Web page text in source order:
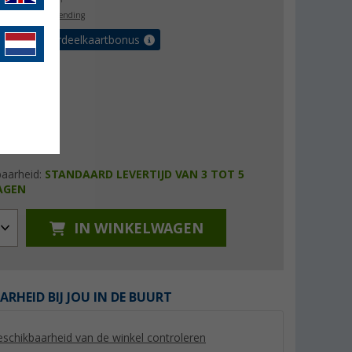
gratis verzending
met de voordeelkaartbonus
STANDAARD LEVERTIJD VAN 3 TOT 5
IN WINKELWAGEN
BIJ JOU IN DE BUURT
van de winkel controleren